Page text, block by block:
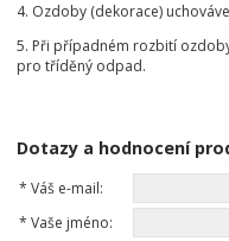
4. Ozdoby (dekorace)
5. Při případném rozbití
pro tříděný odpad.
Dotazy a hodnocení
* Váš e-mail:
* Vaše jméno: